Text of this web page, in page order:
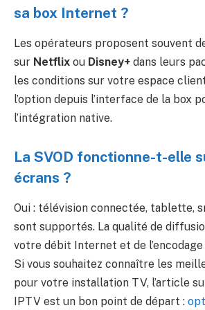
sa box Internet ?
Les opérateurs proposent souvent
sur Netflix ou Disney+ dans leurs
les conditions sur votre espace
l’option depuis l’interface de la box
l’intégration native.
La SVOD fonctionne-t-elle
écrans ?
Oui : télévision connectée, tablette,
sont supportés. La qualité de
votre débit Internet et de
Si vous souhaitez connaître les
pour votre installation TV, l’article
IPTV est un bon point de départ :